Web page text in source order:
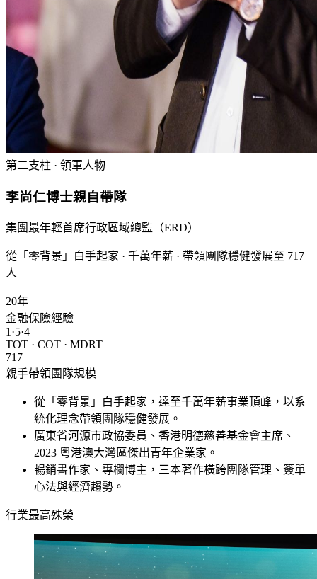
第二支柱 · 領軍人物
李尚仁博士親自帶隊
集團最年輕首席行政區域總監（ERD）
從「零背景」白手起家 · 千萬年薪 · 帶領團隊穩健發展至 717
人
20年
金融保險經驗
1·5·4
TOT · COT · MDRT
717
親手帶領團隊規模
從「零背景」白手起家，達至千萬年薪事業頂峰，以系
統化理念帶領團隊穩健發展。
廣東省河源市政協委員、香港明德慈善基金會主席、
2023 粵港澳大灣區傑出青年企業家。
暢銷書作家、專欄博主，三本著作橫跨團隊管理、簽單
心法與經濟趨勢。
行業最高殊榮